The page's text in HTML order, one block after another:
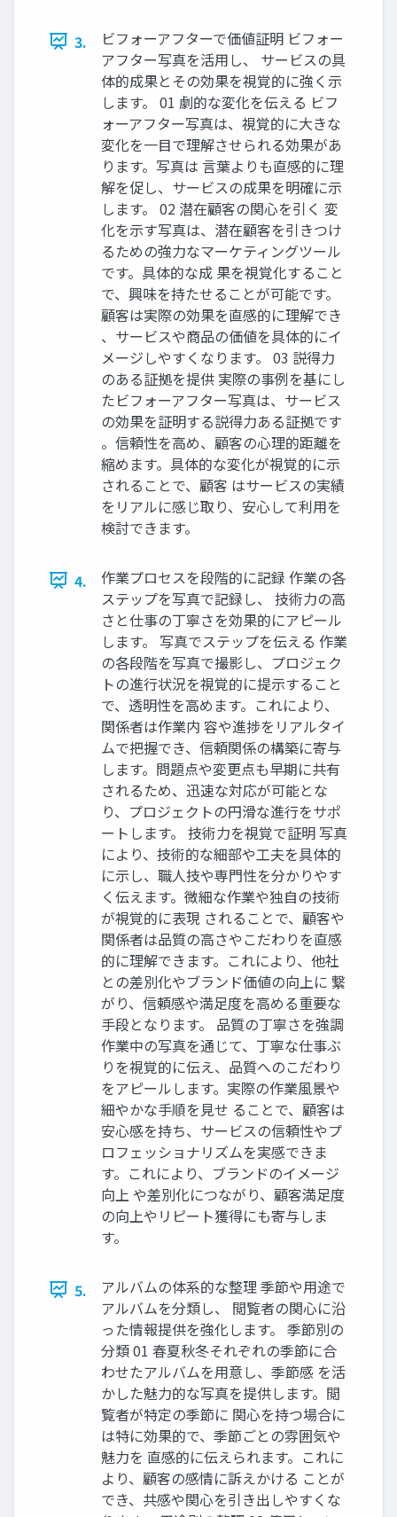
3.
ビフォーアフターで価値証明 ビフォー
アフター写真を活用し、 サービスの具
体的成果とその効果を視覚的に強く示
します。 01 劇的な変化を伝える ビフ
ォーアフター写真は、視覚的に大きな
変化を一目で理解させられる効果があ
ります。写真は 言葉よりも直感的に理
解を促し、サービスの成果を明確に示
します。 02 潜在顧客の関心を引く 変
化を示す写真は、潜在顧客を引きつけ
るための強力なマーケティングツール
です。具体的な成 果を視覚化すること
で、興味を持たせることが可能です。
顧客は実際の効果を直感的に理解でき
、サービスや商品の価値を具体的にイ
メージしやすくなります。 03 説得力
のある証拠を提供 実際の事例を基にし
たビフォーアフター写真は、サービス
の効果を証明する説得力ある証拠です
。信頼性を高め、顧客の心理的距離を
縮めます。具体的な変化が視覚的に示
されることで、顧客 はサービスの実績
をリアルに感じ取り、安心して利用を
検討できます。
4.
作業プロセスを段階的に記録 作業の各
ステップを写真で記録し、 技術力の高
さと仕事の丁寧さを効果的にアピール
します。 写真でステップを伝える 作業
の各段階を写真で撮影し、プロジェク
トの進行状況を視覚的に提示すること
で、透明性を高めます。これにより、
関係者は作業内 容や進捗をリアルタイ
ムで把握でき、信頼関係の構築に寄与
します。問題点や変更点も早期に共有
されるため、迅速な対応が可能とな
り、プロジェクトの円滑な進行をサポ
ートします。 技術力を視覚で証明 写真
により、技術的な細部や工夫を具体的
に示し、職人技や専門性を分かりやす
く伝えます。微細な作業や独自の技術
が視覚的に表現 されることで、顧客や
関係者は品質の高さやこだわりを直感
的に理解できます。これにより、他社
との差別化やブランド価値の向上に 繋
がり、信頼感や満足度を高める重要な
手段となります。 品質の丁寧さを強調
作業中の写真を通じて、丁寧な仕事ぶ
りを視覚的に伝え、品質へのこだわり
をアピールします。実際の作業風景や
細やかな手順を見せ ることで、顧客は
安心感を持ち、サービスの信頼性やプ
ロフェッショナリズムを実感できま
す。これにより、ブランドのイメージ
向上 や差別化につながり、顧客満足度
の向上やリピート獲得にも寄与しま
す。
5.
アルバムの体系的な整理 季節や用途で
アルバムを分類し、 閲覧者の関心に沿
った情報提供を強化します。 季節別の
分類 01 春夏秋冬それぞれの季節に合
わせたアルバムを用意し、季節感 を活
かした魅力的な写真を提供します。閲
覧者が特定の季節に 関心を持つ場合に
は特に効果的で、季節ごとの雰囲気や
魅力を 直感的に伝えられます。これに
より、顧客の感情に訴えかける ことが
でき、共感や関心を引き出しやすくな